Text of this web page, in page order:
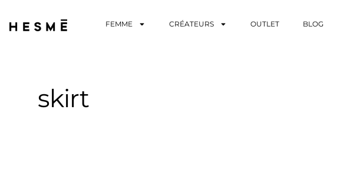
FEMME CRÉATEURS OUTLET BLOG
skirt